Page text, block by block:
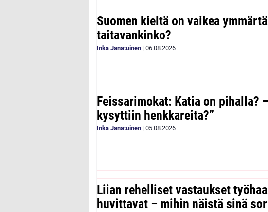
Suomen kieltä on vaikea
taitavankinko?
Inka Janatuinen | 06.08.2026
Feissarimokat: Katia on pihalla?
kysyttiin henkkareita?”
Inka Janatuinen | 05.08.2026
Liian rehelliset vastaukset
huvittavat – mihin näistä sinä